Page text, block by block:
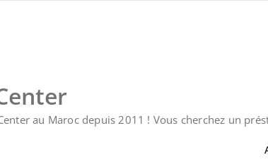
au Maroc depuis 2011 ! Vous cherchez un